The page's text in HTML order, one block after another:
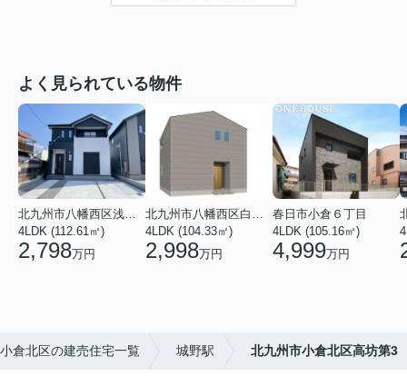
よく見られている物件
北九州市八幡西区浅川台３丁目
4LDK (112.61㎡)
2,798万円
北九州市八幡西区白岩町
4LDK (104.33㎡)
2,998万円
春日市小倉６丁目
4LDK (105.16㎡)
4,999万円
倉北区の建売住宅一覧 城野駅 北九州市小倉北区高坊第3